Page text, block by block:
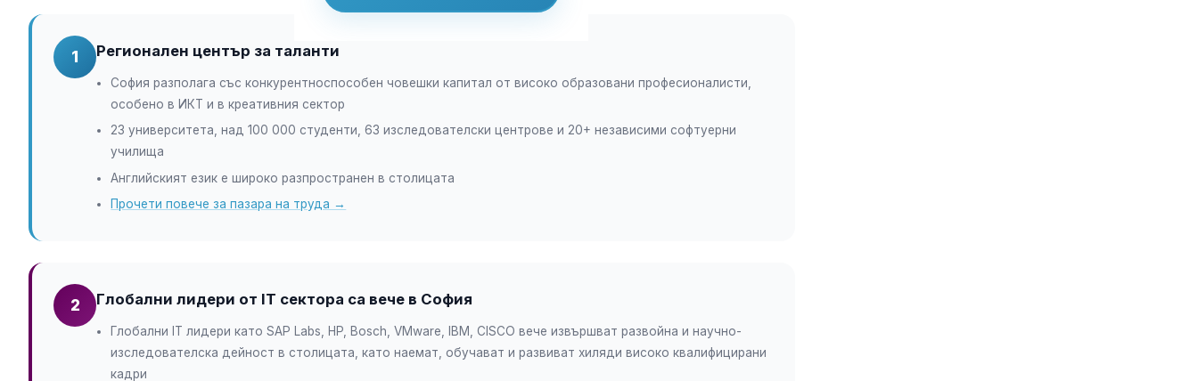
1 Регионален център за таланти
София разполага със конкурентноспособен човешки капитал от високо образовани професионалисти,
особено в ИКТ и в креативния сектор
23 университета, над 100 000 студенти, 63 изследователски центрове и 20+ независими софтуерни
училища
Английският език е широко разпространен в столицата
Прочети повече за пазара на труда →
2 Глобални лидери от IT сектора са вече в София
Глобални IT лидери като SAP Labs, HP, Bosch, VMware, IBM, CISCO вече извършват развойна и научно-
изследователска дейност в столицата, като наемат, обучават и развиват хиляди високо квалифицирани
кадри